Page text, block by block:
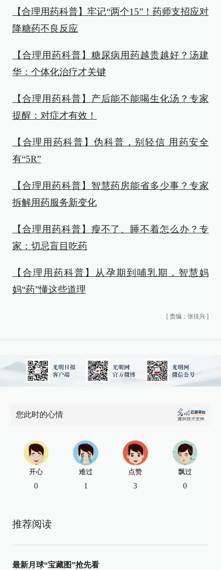
【合理用药科普】牢记“两个15”！药师支招应对
降糖药不良反应
【合理用药科普】糖尿病用药越贵越好？汤建
华：个体化治疗才关键
【合理用药科普】产后能不能喝生化汤？专家
提醒：对症才有效！
【合理用药科普】伪科普，别轻信 用药安全
有“5R”
【合理用药科普】智慧药房能省多少事？专家
拆解用药服务新变化
【合理用药科普】瘦不了、睡不着怎么办？专
家：切忌盲目吃药
【合理用药科普】从孕期到哺乳期，智慧妈
妈“药”懂这些道理
[ 责编：张佳兴 ]
您此时的心情
开心
0
难过
1
点赞
3
飘过
0
推荐阅读
最新月球“宝藏图”抢先看